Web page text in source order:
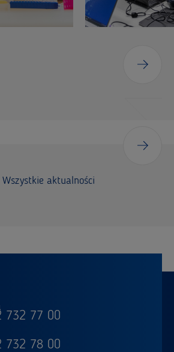
Wszystkie aktualności
77 00
78 00